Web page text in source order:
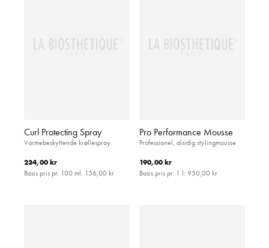
Curl Protecting Spray
Varmebeskyttende krøllespray
234,00 kr
Basis pris pr. 100 ml: 156,00 kr
Pro Performance Mousse
Professionel, alsidig stylingmousse
190,00 kr
Basis pris pr. 1 l: 950,00 kr